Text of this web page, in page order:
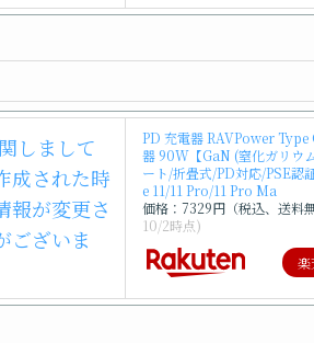
PD 充電器 RAVPower Type
器 90W【GaN (窒化ガリウ
ート/折畳式/PD対応/PSE認
e 11/11 Pro/11 Pro Ma
価格：7329円（税込、送料
10/2時点)
楽